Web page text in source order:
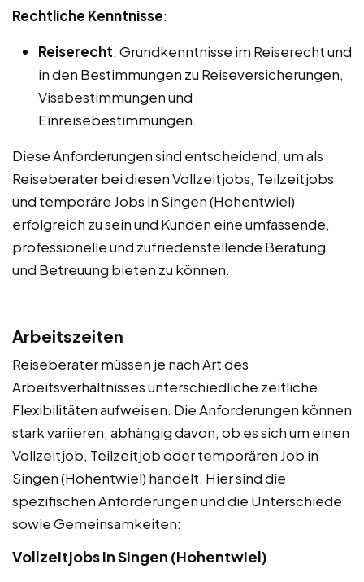
Rechtliche Kenntnisse:
Reiserecht: Grundkenntnisse im Reiserecht und
in den Bestimmungen zu Reiseversicherungen,
Visabestimmungen und
Einreisebestimmungen.
Diese Anforderungen sind entscheidend, um als
Reiseberater bei diesen Vollzeitjobs, Teilzeitjobs
und temporäre Jobs in Singen (Hohentwiel)
erfolgreich zu sein und Kunden eine umfassende,
professionelle und zufriedenstellende Beratung
und Betreuung bieten zu können.
Arbeitszeiten
Reiseberater müssen je nach Art des
Arbeitsverhältnisses unterschiedliche zeitliche
Flexibilitäten aufweisen. Die Anforderungen können
stark variieren, abhängig davon, ob es sich um einen
Vollzeitjob, Teilzeitjob oder temporären Job in
Singen (Hohentwiel) handelt. Hier sind die
spezifischen Anforderungen und die Unterschiede
sowie Gemeinsamkeiten:
Vollzeitjobs in Singen (Hohentwiel)